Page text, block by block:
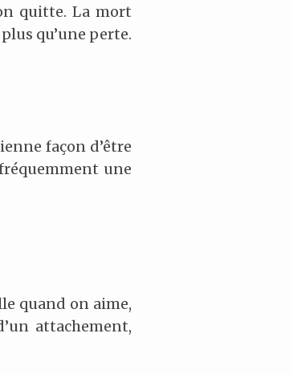
quitte. La mort
qu’une perte.
façon d’être
une
quand on aime,
attachement,